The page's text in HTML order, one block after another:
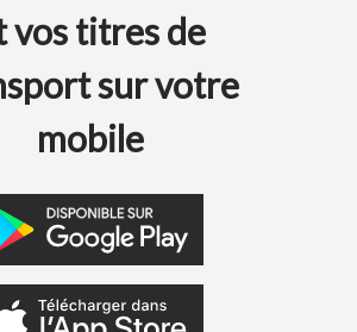
vos titres de
sur votre
mobile